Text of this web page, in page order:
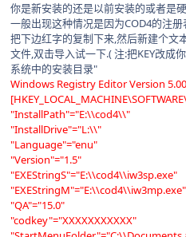
你是新安装的还是以前安装的或者是
一般出现这种情况是因为COD4的注
把下边红字的复制下来,然后新建个文
文件,双击导入试一下.( 注:把KEY改成
系统中的安装目录"
Windows Registry Editor Version 5.00
"InstallPath"="E:\\cod4\\"
"InstallDrive"="L:\\"
"Language"="enu"
"Version"="1.5"
"EXEStringS"="E:\\cod4\\iw3sp.exe"
"EXEStringM"="E:\\cod4\\iw3mp.exe"
"QA"="15.0"
"codkey"="XXXXXXXXXXX"